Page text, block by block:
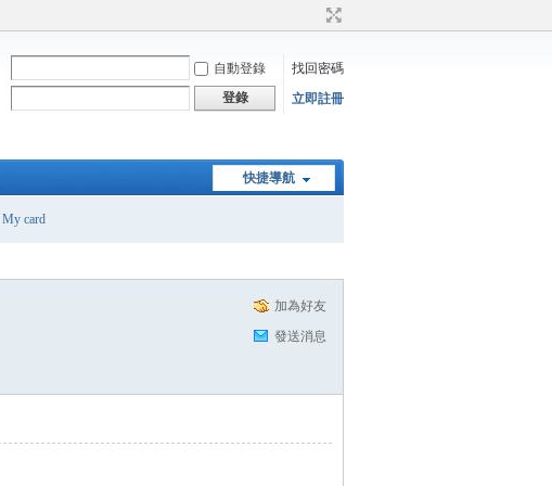
自動登錄
找回密碼
登錄 立即註冊
快捷導航
My card
加為好友
發送消息